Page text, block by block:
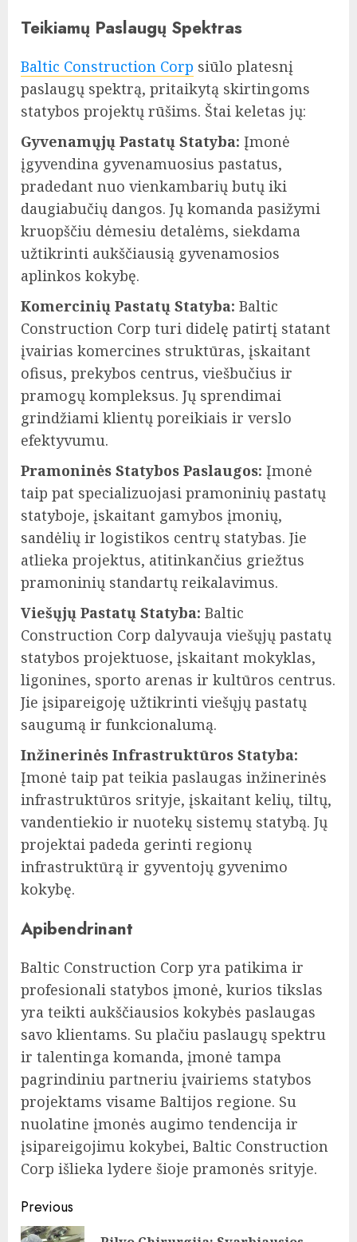
Teikiamų Paslaugų Spektras
Baltic Construction Corp siūlo platesnį
paslaugų spektrą, pritaikytą skirtingoms
statybos projektų rūšims. Štai keletas jų:
Gyvenamųjų Pastatų Statyba: Įmonė
įgyvendina gyvenamuosius pastatus,
pradedant nuo vienkambarių butų iki
daugiabučių dangos. Jų komanda pasižymi
kruopščiu dėmesiu detalėms, siekdama
užtikrinti aukščiausią gyvenamosios
aplinkos kokybę.
Komercinių Pastatų Statyba: Baltic
Construction Corp turi didelę patirtį statant
įvairias komercines struktūras, įskaitant
ofisus, prekybos centrus, viešbučius ir
pramogų kompleksus. Jų sprendimai
grindžiami klientų poreikiais ir verslo
efektyvumu.
Pramoninės Statybos Paslaugos: Įmonė
taip pat specializuojasi pramoninių pastatų
statyboje, įskaitant gamybos įmonių,
sandėlių ir logistikos centrų statybas. Jie
atlieka projektus, atitinkančius griežtus
pramoninių standartų reikalavimus.
Viešųjų Pastatų Statyba: Baltic
Construction Corp dalyvauja viešųjų pastatų
statybos projektuose, įskaitant mokyklas,
ligonines, sporto arenas ir kultūros centrus.
Jie įsipareigoję užtikrinti viešųjų pastatų
saugumą ir funkcionalumą.
Inžinerinės Infrastruktūros Statyba:
Įmonė taip pat teikia paslaugas inžinerinės
infrastruktūros srityje, įskaitant kelių, tiltų,
vandentiekio ir nuotekų sistemų statybą. Jų
projektai padeda gerinti regionų
infrastruktūrą ir gyventojų gyvenimo
kokybę.
Apibendrinant
Baltic Construction Corp yra patikima ir
profesionali statybos įmonė, kurios tikslas
yra teikti aukščiausios kokybės paslaugas
savo klientams. Su plačiu paslaugų spektru
ir talentinga komanda, įmonė tampa
pagrindiniu partneriu įvairiems statybos
projektams visame Baltijos regione. Su
nuolatine įmonės augimo tendencija ir
įsipareigojimu kokybei, Baltic Construction
Corp išlieka lydere šioje pramonės srityje.
Post
Previous